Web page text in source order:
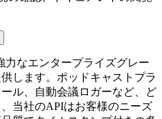
力なエンタープライズグレー
します。ポッドキャストプラ
ル、自動会議ロガーなど、ど
当社のAPIはお客様のニーズ